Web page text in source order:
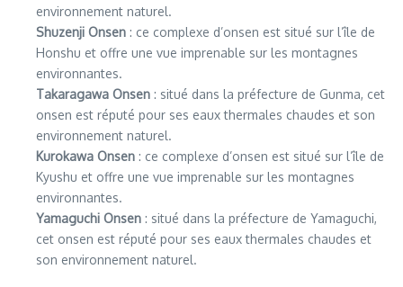
environnement naturel.
Shuzenji Onsen : ce complexe d’onsen est situé sur l’île de
Honshu et offre une vue imprenable sur les montagnes
environnantes.
Takaragawa Onsen : situé dans la préfecture de Gunma, cet
onsen est réputé pour ses eaux thermales chaudes et son
environnement naturel.
Kurokawa Onsen : ce complexe d’onsen est situé sur l’île de
Kyushu et offre une vue imprenable sur les montagnes
environnantes.
Yamaguchi Onsen : situé dans la préfecture de Yamaguchi,
cet onsen est réputé pour ses eaux thermales chaudes et
son environnement naturel.